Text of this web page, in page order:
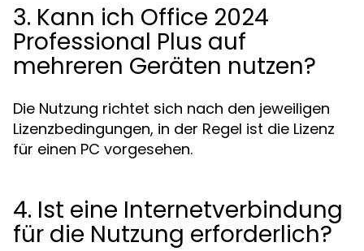
3. Kann ich Office 2024
Professional Plus auf
mehreren Geräten nutzen?
Die Nutzung richtet sich nach den jeweiligen
Lizenzbedingungen, in der Regel ist die Lizenz
für einen PC vorgesehen.
4. Ist eine Internetverbindung
für die Nutzung erforderlich?